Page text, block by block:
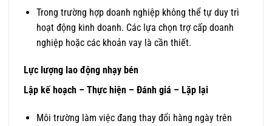
Trong trường hợp doanh nghiệp không thể tự duy trì
hoạt động kinh doanh. Các lựa chọn trợ cấp doanh
nghiệp hoặc các khoản vay là cần thiết.
Lực lượng lao động nhạy bén
Lập kế hoạch – Thực hiện – Đánh giá – Lặp lại​
Môi trường làm việc đang thay đổi hàng ngày trên